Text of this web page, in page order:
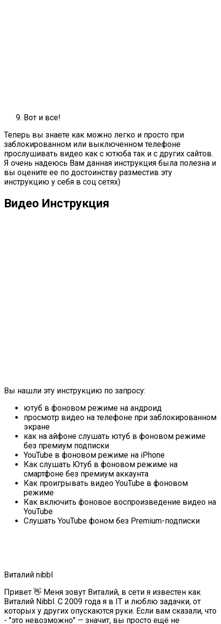
Вот и все!
Теперь вы знаете как можно легко и просто при
заблокированном или выключенном телефоне
прослушивать видео как с ютюба так и с других сайтов.
Я очень надеюсь Вам данная инструкция была полезна и
вы оцените ее по достоинству разместив эту
инструкцию у себя в соц сетях)
Видео Инструкция
Вы нашли эту инструкцию по запросу:
ютуб в фоновом режиме на андроид
просмотр видео на телефоне при заблокированном
экране
как на айфоне слушать ютуб в фоновом режиме
без премиум подписки
YouTube в фоновом режиме на iPhone
Как слушать Ютуб в фоновом режиме на
смартфоне без премиум аккаунта
Как проигрывать видео YouTube в фоновом
режиме
Как включить фоновое воспроизведение видео на
YouTube
Слушать YouTube фоном без Premium-подписки
Виталий nibbl
Привет 👋 Меня зовут Виталий, в сети я известен как
Виталий Nibbl. С 2009 года я в IT и люблю задачки, от
которых у других опускаются руки. Если вам сказали, что
- "это невозможно" — значит, вы просто ещё не